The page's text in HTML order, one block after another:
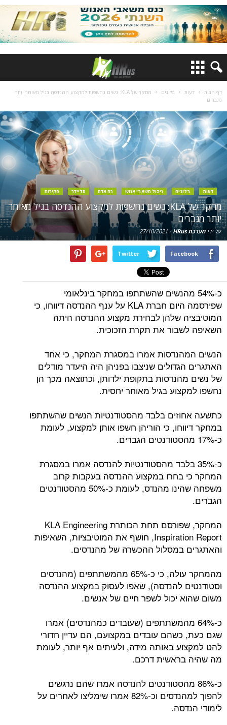
דף הבית דעות בלוגים
מחקר של KLA: נשים נחשפות למקצוע ההנדסה בגיל מאוחר יותר
מגברים
דעות בלוגים ניהול משאבי אנוש כח אדם סליידר סקירות
מחקר של KLA: נשים נחשפות למקצוע ההנדסה בגיל מאוחר
יותר מגברים
על ידי מערכת HRus -
27/10/2021
Facebook
Twitter
כ-54% מהנשים שהשתתפו במחקר בינלאומי
שפירסמה היום חברת KLA על ענף ההנדסה דיווחו, כי
המוטיבציה שלהן לבחירת מקצוע ההנדסה היתה
השאיפה לשבור את תקרת הזכוכית.
הנשים המהנדסות אמרו במסגרת המחקר, כי אחד
האתגרים הגדולים שניצבו בפניהן היה היעדר מודלים
של נשים מהנדסות בתקופת ילדותן, וכתוצאה מכך הן
נחשפו למקצוע בגיל מאוחר יחסית.
כתשעה אחוזים בלבד מהסטודנטיות הנשים שהשתתפו
במחקר דיווחו, כי הוריהן חשפו אותן למקצוע, לעומת
כ-17% מהסטודנטים הגברים.
כ-35% בלבד מהסטודנטיות להנדסה אמרו במסגרת
המחקר כי בחרו במקצוע ההנדסה בעקבות קרוב
משפחה שהינו מהנדס, לעומת כ-50% מהסטודנטים
הגברים.
המחקר, שפורסם תחת הכותרת KLA Engineering
Inspiration Report, חושף את המוטיבציות, השאיפות
והאתגרים במסלול ההכשרה של מהנדסים.
מהמחקר עולה, כי כ-65% מהמשתתפים (מהנדסים
וסטודנטים להנדסה), שאפו לעסוק במקצוע ההנדסה
משום שהוא יכול לשפר חיים של אנשים.
כ-64% מהמשתתפים (שעובדים כמהנדסים) אמרו
שגם כעת, כשהם עובדים במקצועם, הם עדיין חדורי
להט למקצוע באותה מידה, ולעיתים אף יותר, לעומת
מה שהיה בראשית דרכם.
כ-86% מהסטודנטים להנדסה אמרו שהם נרגשים
להפוך למהנדסים וכ-82% אמרו שימליצו לאחרים על
לימודי הנדסה.